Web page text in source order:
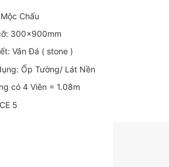
Chấu
300x900mm
Vân Đá ( stone )
Ốp Tường/ Lát Nền
có 4 Viên = 1.08m
5